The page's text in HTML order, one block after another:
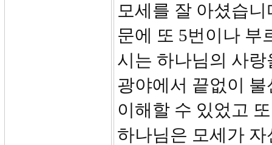
모세를 잘 아셨습
문에 또 5번이나 부
시는 하나님의 사
광야에서 끝없이
이해할 수 있었고
하나님은 모세가